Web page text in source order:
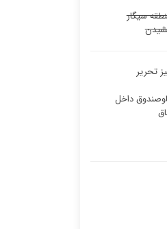
سیگار
تحریر
داخل